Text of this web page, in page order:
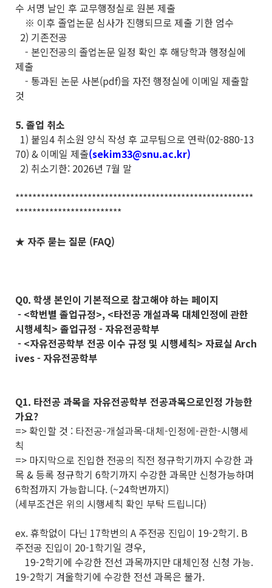
수 서명 날인 후 교무행정실로 원본 제출
※ 이후 졸업논문 심사가 진행되므로 제출 기한 엄수
2) 기존전공
- 본인전공의 졸업논문 일정 확인 후 해당학과 행정실에
제출
- 통과된 논문 사본(pdf)을 자전 행정실에 이메일 제출할
것
5. 졸업 취소
1) 붙임4 취소원 양식 작성 후 교무팀으로 연락(02-880-13
70) & 이메일 제출(sekim33@snu.ac.kr)
2) 취소기한: 2026년 7월 말
********************************************************
*************************
★ 자주 묻는 질문 (FAQ)
Q0. 학생 본인이 기본적으로 참고해야 하는 페이지
- <학번별 졸업규정>, <타전공 개설과목 대체인정에 관한
시행세칙> 졸업규정 - 자유전공학부
- <자유전공학부 전공 이수 규정 및 시행세칙> 자료실 Arch
ives - 자유전공학부
Q1. 타전공 과목을 자유전공학부 전공과목으로인정 가능한
가요?
=> 확인할 것 : 타전공-개설과목-대체-인정에-관한-시행세
칙
=> 마지막으로 진입한 전공의 직전 정규학기까지 수강한 과
목 & 등록 정규학기 6학기까지 수강한 과목만 신청가능하며
6학점까지 가능합니다. (~24학번까지)
(세부조건은 위의 시행세칙 확인 부탁 드립니다)
ex. 휴학없이 다닌 17학번의 A 주전공 진입이 19-2학기. B
주전공 진입이 20-1학기일 경우,
19-2학기에 수강한 전선 과목까지만 대체인정 신청 가능.
19-2학기 겨울학기에 수강한 전선 과목은 불가.